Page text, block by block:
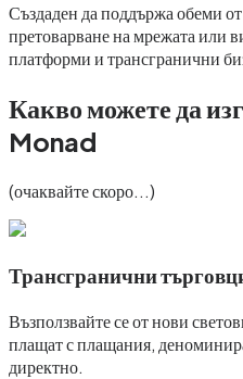
Създаден да поддържа обеми
претоварване на мрежата или
платформи и трансгранични
Какво можете да
Monad
(очаквайте скоро...)
Трансгранични
Възползвайте се от нови
плащат с плащания,
директно.